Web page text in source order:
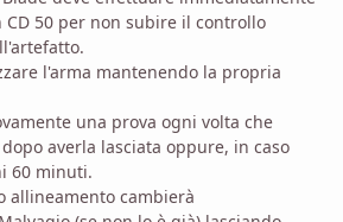
CD 50 per non subire il controllo
l'arma mantenendo la propria
una prova ogni volta che
averla lasciata oppure, in caso
60 minuti.
allineamento cambierà